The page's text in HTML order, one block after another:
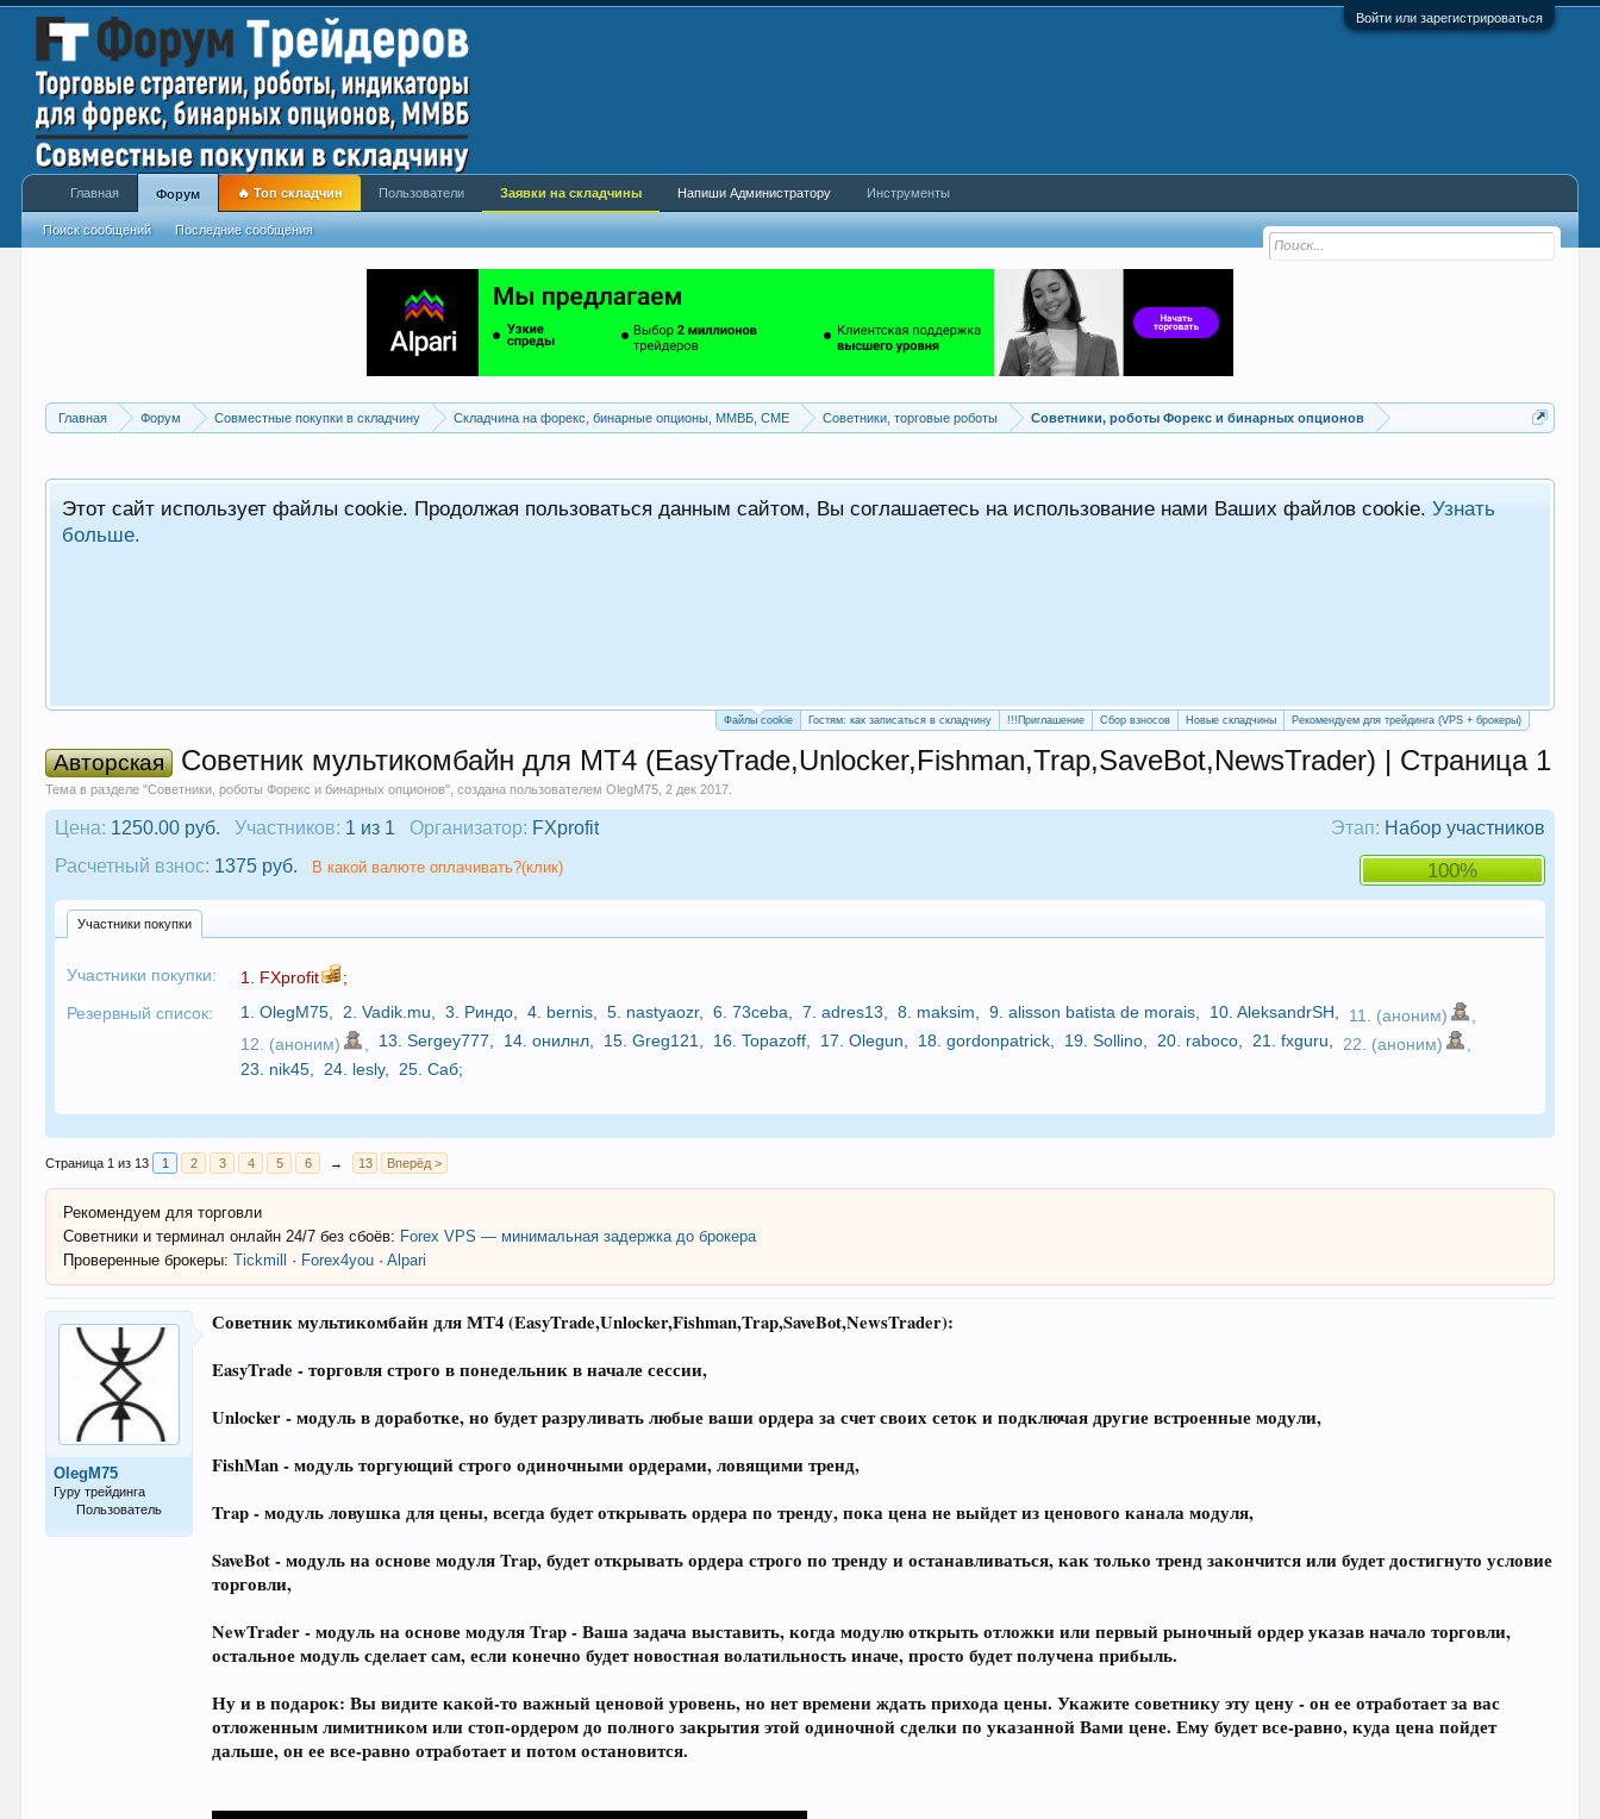
Войти или зарегистрироваться
Главная Форум Совместные покупки в складчину Складчина на форекс, бинарные опционы, ММВБ, CME Советники, торговые роботы Советники, роботы Форекс и бинарных опционов
Этот сайт использует файлы cookie. Продолжая пользоваться данным сайтом, Вы соглашаетесь на использование нами Ваших файлов cookie.Узнать
больше.
Файлы cookie Гостям: как записаться в складчину !!!Приглашение Сбор взносов Новые складчины Рекомендуем для трейдинга (VPS + брокеры)
Авторская Советник мультикомбайн для МТ4 (EasyTrade,Unlocker,Fishman,Trap,SaveBot,NewsTrader) | Страница 1
Тема в разделе "Советники, роботы Форекс и бинарных опционов", создана пользователемOlegM75 ,2 дек 2017
Этап: Набор участников
Цена: 1250.00 руб. Участников: 1 из 1 Организатор: FXprofit
100%
Расчетный взнос: 1375 руб. В какой валюте оплачивать?(клик)
Участники покупки
Участники покупки: 1. FXprofit
;
Резервный список:
1.OlegM75 2.Vadik.mu 3. Риндо 4. bernis 5. nastyaozr, 6.73ceba 7.adres13 8. maksim 9.alisson batista de morais 10.AleksandrSH 11. (аноним)
12. (аноним)
13.Sergey777 14.онилнл 15.Greg121 16.Topazoff 17.Olegun 18.gordonpatrick 19.Sollino 20. raboco 21.fxguru 22. (аноним)
23. nik45 24. lesly, 25.Саб;
Страница 1 из 13 1 2 3 4 5 6 → 13 Вперёд >
Рекомендуем для торговли
Советники и терминал онлайн 24/7 без сбоёв: Forex VPS — минимальная задержка до брокера
Проверенные брокеры: Tickmill · Forex4you ·Alpari
OlegM75
Гуру трейдинга
Пользователь
Советник мультикомбайн для МТ4 (EasyTrade,Unlocker,Fishman,Trap,SaveBot,NewsTrader):
EasyTrade - торговля строго в понедельник в начале сессии,
Unlocker - модуль в доработке, но будет разруливать любые ваши ордера за счет своих сеток и подключая другие встроенные модули,
FishMan - модуль торгующий строго одиночными ордерами, ловящими тренд,
Trap - модуль ловушка для цены, всегда будет открывать ордера по тренду, пока цена не выйдет из ценового канала модуля,
SaveBot - модуль на основе модуля Trap, будет открывать ордера строго по тренду и останавливаться, как только тренд закончится или будет достигнуто условие
торговли,
NewTrader - модуль на основе модуля Trap - Ваша задача выставить, когда модулю открыть отложки или первый рыночный ордер указав начало торговли,
остальное модуль сделает сам, если конечно будет новостная волатильность иначе, просто будет получена прибыль.
Ну и в подарок: Вы видите какой-то важный ценовой уровень, но нет времени ждать прихода цены. Укажите советнику эту цену - он ее отработает за вас
отложенным лимитником или стоп-ордером до полного закрытия этой одиночной сделки по указанной Вами цене. Ему будет все-равно, куда цена пойдет
дальше, он ее все-равно отработает и потом остановится.
Главная Форум
Поиск сообщений Последние сообщения
🔥 Топ складчин Пользователи Заявки на складчины Напиши Администратору Инструменты